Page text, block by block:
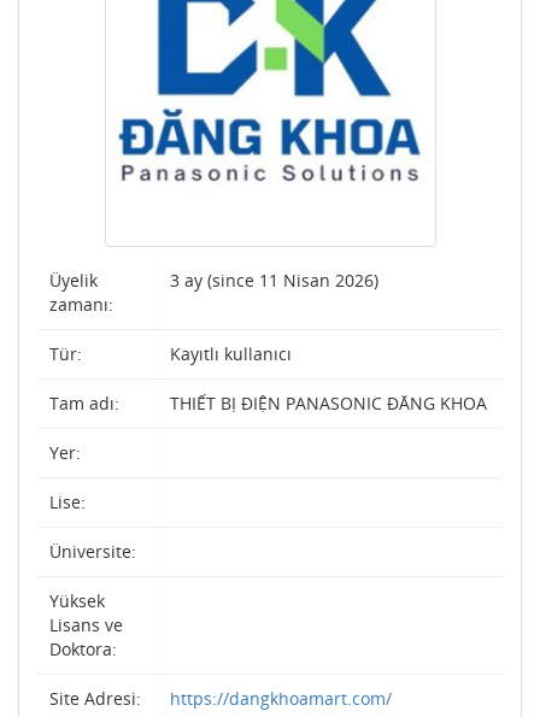
Üyelik
zamanı:
3 ay (since 11 Nisan 2026)
Tür: Kayıtlı kullanıcı
Tam adı: THIẾT BỊ ĐIỆN PANASONIC ĐĂNG KHOA
Yer:
Lise:
Üniversite:
Yüksek
Lisans ve
Doktora:
Site Adresi: https://dangkhoamart.com/